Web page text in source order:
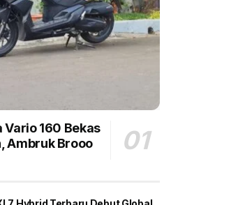
Vario 160 Bekas
Ambruk Brooo